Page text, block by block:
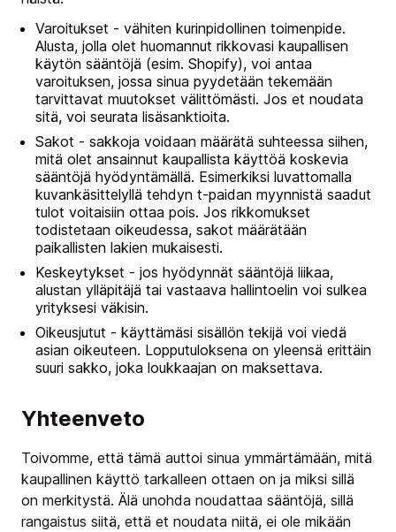
Varoitukset - vähiten kurinpidollinen toimenpide.
Alusta, jolla olet huomannut rikkovasi kaupallisen
käytön sääntöjä (esim. Shopify), voi antaa
varoituksen, jossa sinua pyydetään tekemään
tarvittavat muutokset välittömästi. Jos et noudata
sitä, voi seurata lisäsanktioita.
Sakot - sakkoja voidaan määrätä suhteessa siihen,
mitä olet ansainnut kaupallista käyttöä koskevia
sääntöjä hyödyntämällä. Esimerkiksi luvattomalla
kuvankäsittelyllä tehdyn t-paidan myynnistä saadut
tulot voitaisiin ottaa pois. Jos rikkomukset
todistetaan oikeudessa, sakot määrätään
paikallisten lakien mukaisesti.
Keskeytykset - jos hyödynnät sääntöjä liikaa,
alustan ylläpitäjä tai vastaava hallintoelin voi sulkea
yrityksesi väkisin.
Oikeusjutut - käyttämäsi sisällön tekijä voi viedä
asian oikeuteen. Lopputuloksena on yleensä erittäin
suuri sakko, joka loukkaajan on maksettava.
Yhteenveto
Toivomme, että tämä auttoi sinua ymmärtämään, mitä
kaupallinen käyttö tarkalleen ottaen on ja miksi sillä
on merkitystä. Älä unohda noudattaa sääntöjä, sillä
rangaistus siitä, että et noudata niitä, ei ole mikään